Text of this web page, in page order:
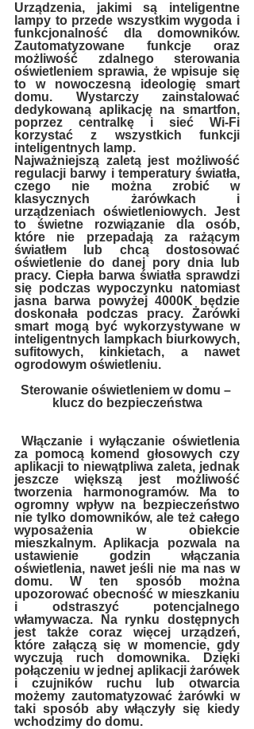
Urządzenia, jakimi są inteligentne
lampy to przede wszystkim wygoda i
funkcjonalność dla domowników.
Zautomatyzowane funkcje oraz
możliwość zdalnego sterowania
oświetleniem sprawia, że wpisuje się
to w nowoczesną ideologię smart
domu. Wystarczy zainstalować
dedykowaną aplikację na smartfon,
poprzez centralkę i sieć Wi-Fi
korzystać z wszystkich funkcji
inteligentnych lamp.
Najważniejszą zaletą jest możliwość
regulacji barwy i temperatury światła,
czego nie można zrobić w
klasycznych żarówkach i
urządzeniach oświetleniowych. Jest
to świetne rozwiązanie dla osób,
które nie przepadają za rażącym
światłem lub chcą dostosować
oświetlenie do danej pory dnia lub
pracy. Ciepła barwa światła sprawdzi
się podczas wypoczynku natomiast
jasna barwa powyżej 4000K będzie
doskonała podczas pracy. Żarówki
smart mogą być wykorzystywane w
inteligentnych lampkach biurkowych,
sufitowych, kinkietach, a nawet
ogrodowym oświetleniu.
Sterowanie oświetleniem w domu –
klucz do bezpieczeństwa
za pomocą komend głosowych czy
aplikacji to niewątpliwa zaleta, jednak
jeszcze większą jest możliwość
tworzenia harmonogramów. Ma to
ogromny wpływ na bezpieczeństwo
nie tylko domowników, ale też całego
wyposażenia w obiekcie
mieszkalnym. Aplikacja pozwala na
ustawienie godzin włączania
oświetlenia, nawet jeśli nie ma nas w
domu. W ten sposób można
upozorować obecność w mieszkaniu
i odstraszyć potencjalnego
włamywacza. Na rynku dostępnych
jest także coraz więcej urządzeń,
które załączą się w momencie, gdy
wyczują ruch domownika. Dzięki
połączeniu w jednej aplikacji żarówek
i czujników ruchu lub otwarcia
możemy zautomatyzować żarówki w
taki sposób aby włączyły się kiedy
wchodzimy do domu.